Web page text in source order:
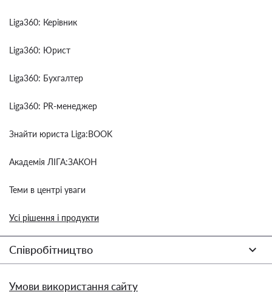
Liga360: Керівник
Liga360: Юрист
Liga360: Бухгалтер
Liga360: PR-менеджер
Знайти юриста Liga:BOOK
Академія ЛІГА:ЗАКОН
Теми в центрі уваги
Усі рішення і продукти
Співробітництво
Умови використання сайту